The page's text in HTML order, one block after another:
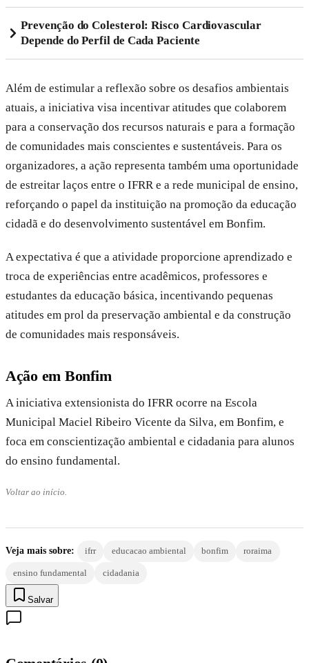
Prevenção do Colesterol: Risco Cardiovascular
Depende do Perfil de Cada Paciente
Além de estimular a reflexão sobre os desafios ambientais
atuais, a iniciativa visa incentivar atitudes que colaborem
para a conservação dos recursos naturais e para a formação
de comunidades mais conscientes e sustentáveis. Para os
organizadores, a ação representa também uma oportunidade
de estreitar laços entre o IFRR e a rede municipal de ensino,
reforçando o papel da instituição na promoção da educação
cidadã e do desenvolvimento sustentável em Bonfim.
A expectativa é que a atividade proporcione aprendizado e
troca de experiências entre acadêmicos, professores e
estudantes da educação básica, incentivando pequenas
atitudes em prol da preservação ambiental e da construção
de comunidades mais responsáveis.
Ação em Bonfim
A iniciativa extensionista do IFRR ocorre na Escola
Municipal Maciel Ribeiro Vicente da Silva, em Bonfim, e
foca em conscientização ambiental e cidadania para alunos
do ensino fundamental.
Voltar ao início.
Veja mais sobre: ifrr educacao ambiental bonfim roraima
ensino fundamental cidadania
Salvar